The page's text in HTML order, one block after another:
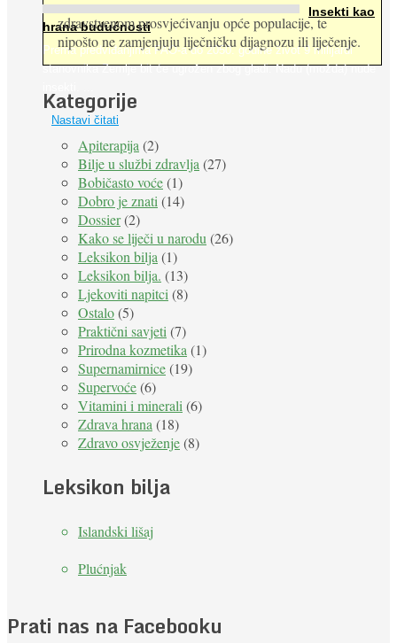
Insekti kao
hrana budućnosti
Prema predviđanjima FAO-a do 2050. godine život 9 milijardi
stanovnika Zemlje bit će ugrožen zbog gladi. Nadu (možda) nude
Nastavi čitati
zdravstvenom prosvjećivanju opće populacije, te
nipošto ne zamjenjuju liječničku dijagnozu ili liječenje.
Kategorije
Apiterapija (2)
Bilje u službi zdravlja (27)
Bobičasto voće(1)
Dobro je znati (14)
Dossier(2)
Kako se liječi u narodu (26)
Leksikon bilja (1)
Leksikon bilja. (13)
Ljekoviti napitci (8)
Ostalo(5)
Praktični savjeti (7)
Prirodna kozmetika (1)
Supernamirnice(19)
Supervoće(6)
Vitamini i minerali (6)
Zdrava hrana (18)
Zdravo osvježenje(8)
Leksikon bilja
Islandski lišaj
Plućnjak
Prati nas na Facebooku